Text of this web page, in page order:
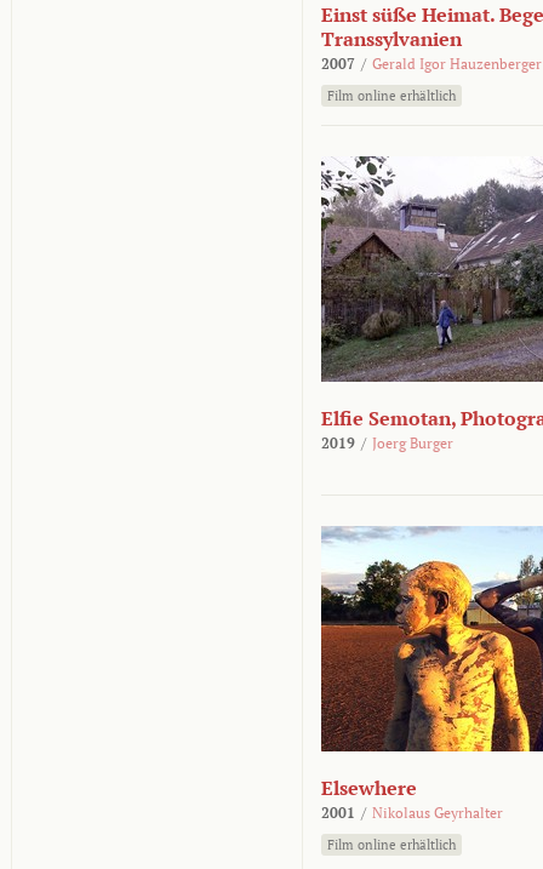
Einst süße Heimat.
Transsylvanien
2007 / Gerald Igor Hauzenberger
Film online erhältlich
Elfie Semotan,
2019 / Joerg Burger
Elsewhere
2001 / Nikolaus Geyrhalter
Film online erhältlich